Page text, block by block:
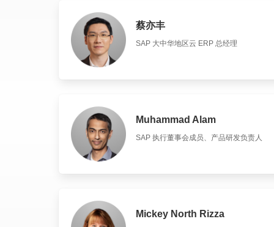
蔡亦丰
SAP 大中华地区云 ERP 总经理
Muhammad Alam
SAP 执行董事会成员、产品研发负责人
Mickey North Rizza